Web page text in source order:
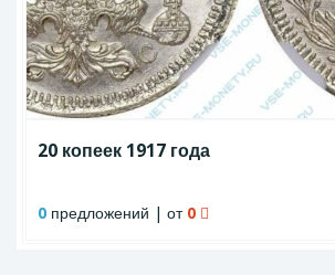
20 копеек 1917 года
0 предложений | от 0